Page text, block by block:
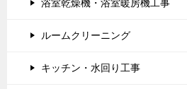
浴室乾燥機・浴室暖房機工事
ルームクリーニング
キッチン・水回り工事